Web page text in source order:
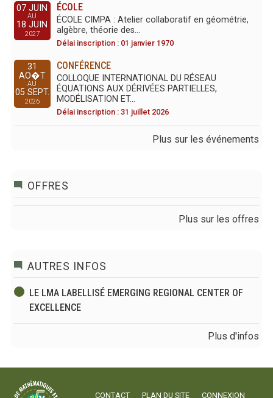
07 JUIN
AU
18 JUIN
2027
ÉCOLE
ÉCOLE CIMPA : Atelier collaboratif en géométrie,
algèbre, théorie des…
Délai inscription : 01 janvier 1970
31
AO�T
AU
05 SEPT.
2026
CONFÉRENCE
COLLOQUE INTERNATIONAL DU RÉSEAU
ÉQUATIONS AUX DÉRIVÉES PARTIELLES,
MODÉLISATION ET…
Délai inscription : 31 juillet 2026
Plus sur les événements
OFFRES
Plus sur les offres
AUTRES INFOS
LE LMA LABELLISÉ EMERGING REGIONAL CENTER OF
EXCELLENCE
Plus d'infos
CONTACT PLAN DU SITE CONNEXION